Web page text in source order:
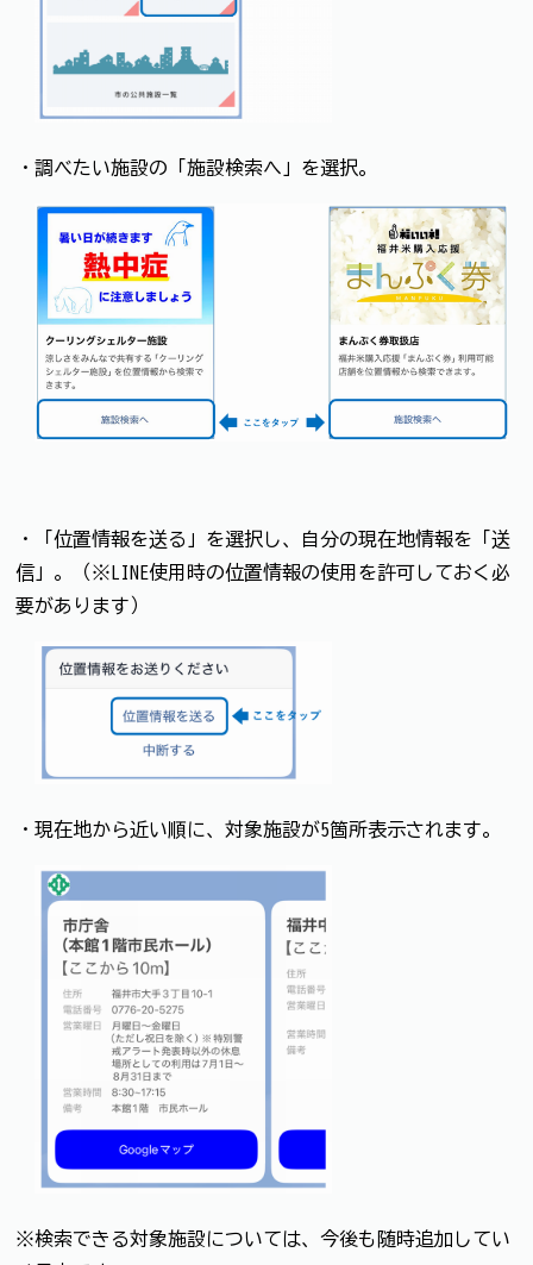
・調べたい施設の「施設検索へ」を選択。
・「位置情報を送る」を選択し、自分の現在地情報を「送
信」。（※LINE使用時の位置情報の使用を許可しておく必
要があります）
・現在地から近い順に、対象施設が5箇所表示されます。
※検索できる対象施設については、今後も随時追加してい